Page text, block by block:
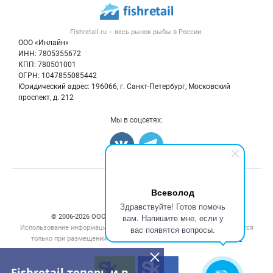
Всеволод
Здравствуйте! Готов помочь
вам. Напишите мне, если у
вас появятся вопросы.
Fishretail.ru – весь рынок рыбы в России.
ООО «Инлайн»
ИНН: 7805355672
КПП: 780501001
ОГРН: 1047855085442
Юридический адрес: 196066, г. Санкт-Петербург, Московский
проспект, д. 212
Публичная оферта
Контактная информация
Политика обработки персональных данных
Новости рынка
Блог
Рыба
Икра
Мы в соцсетях:
Счетчики, авторское право, логотипы
© 2006‑2026 ООО “Инлайн”. 12+ Все права защищены.
Использование информации, размещенной на данном сайте, допускается
только при размещении активной гиперссылки на сайт
fishretail.ru